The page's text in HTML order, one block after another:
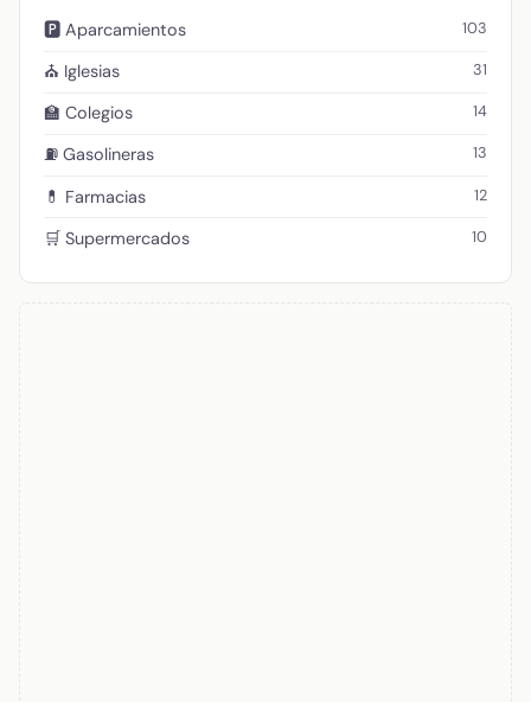
🅿️ Aparcamientos 103
⛪ Iglesias 31
🏫 Colegios 14
⛽ Gasolineras 13
💊 Farmacias 12
🛒 Supermercados 10